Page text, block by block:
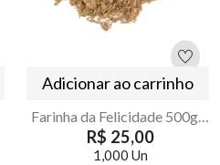
Adicionar ao carrinho
Farinha da Felicidade 500g Armazém Seu Luiz
R$ 25,00
1,000 Un